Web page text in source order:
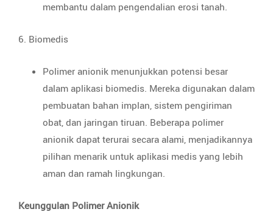
membantu dalam pengendalian erosi tanah.
6. Biomedis
Polimer anionik menunjukkan potensi besar
dalam aplikasi biomedis. Mereka digunakan dalam
pembuatan bahan implan, sistem pengiriman
obat, dan jaringan tiruan. Beberapa polimer
anionik dapat terurai secara alami, menjadikannya
pilihan menarik untuk aplikasi medis yang lebih
aman dan ramah lingkungan.
Keunggulan Polimer Anionik